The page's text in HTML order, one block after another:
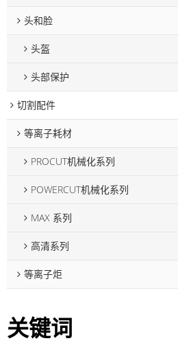
头和脸
头盔
头部保护
切割配件
等离子耗材
PROCUT机械化系列
POWERCUT机械化系列
MAX 系列
高清系列
等离子炬
关键词